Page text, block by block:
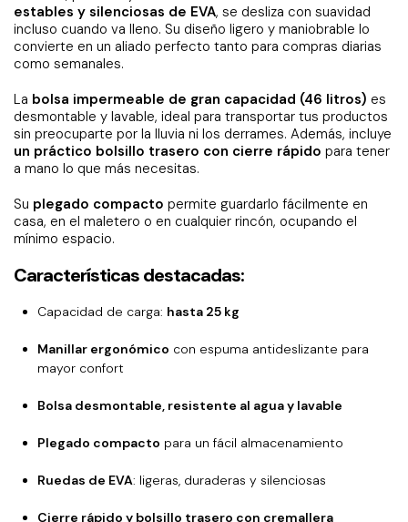
estables y silenciosas de EVA, se desliza con suavidad
incluso cuando va lleno. Su diseño ligero y maniobrable lo
convierte en un aliado perfecto tanto para compras diarias
como semanales.
La bolsa impermeable de gran capacidad (46 litros) es
desmontable y lavable, ideal para transportar tus productos
sin preocuparte por la lluvia ni los derrames. Además, incluye
un práctico bolsillo trasero con cierre rápido para tener
a mano lo que más necesitas.
Su plegado compacto permite guardarlo fácilmente en
casa, en el maletero o en cualquier rincón, ocupando el
mínimo espacio.
Características destacadas:
Capacidad de carga: hasta 25 kg
Manillar ergonómico con espuma antideslizante para
mayor confort
Bolsa desmontable, resistente al agua y lavable
Plegado compacto para un fácil almacenamiento
Ruedas de EVA: ligeras, duraderas y silenciosas
Cierre rápido y bolsillo trasero con cremallera